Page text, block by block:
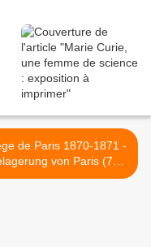
de Paris 1870-1871 -
von Paris (70-
- Paris siege (70-71) -